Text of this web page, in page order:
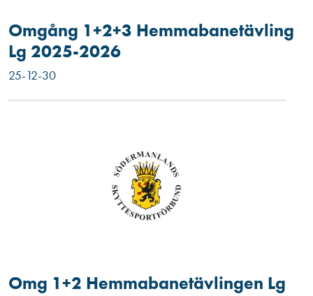
Omgång 1+2+3 Hemmabanetävling
Lg 2025-2026
25-12-30
Omg 1+2 Hemmabanetävlingen Lg